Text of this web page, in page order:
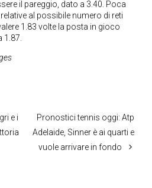
il pareggio, dato a 3.40. Poca
al possibile numero di reti
1.83 volte la posta in gioco
1.87.
e i
Pronostici tennis oggi: Atp
Adelaide, Sinner è ai quarti e
vuole arrivare in fondo